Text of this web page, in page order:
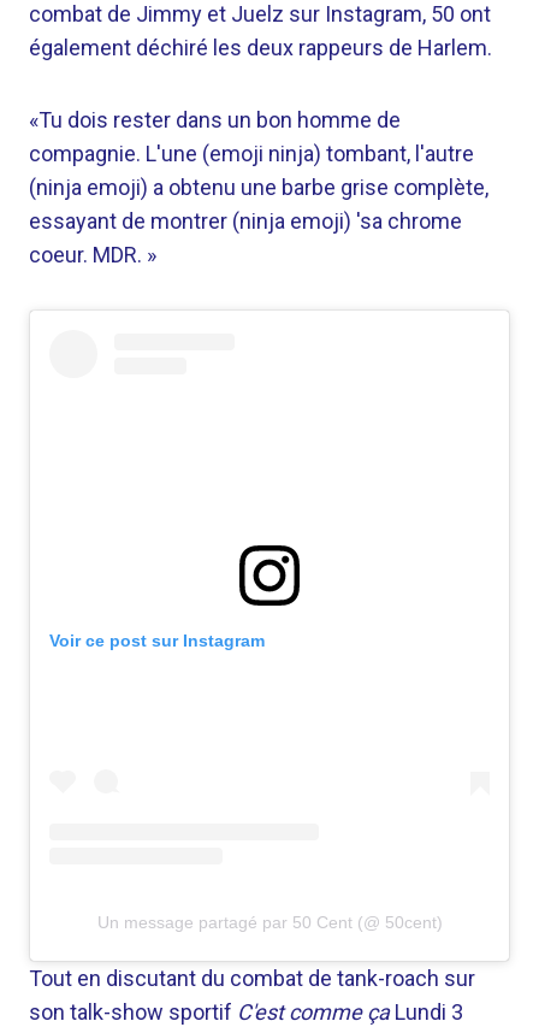
combat de Jimmy et Juelz sur Instagram, 50 ont
également déchiré les deux rappeurs de Harlem.
«Tu dois rester dans un bon homme de
compagnie. L'une (emoji ninja) tombant, l'autre
(ninja emoji) a obtenu une barbe grise complète,
essayant de montrer (ninja emoji) 'sa chrome
coeur. MDR. »
Voir ce post sur Instagram
Un message partagé par 50 Cent (@ 50cent)
Tout en discutant du combat de tank-roach sur
son talk-show sportif C'est comme çaLundi 3